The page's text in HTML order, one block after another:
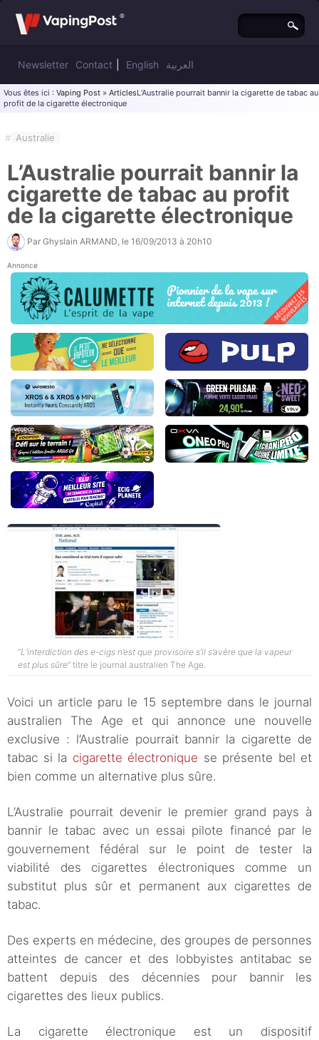
Newsletter Contact English العربية
Vous êtes ici : Vaping Post » ArticlesL’Australie pourrait bannir la cigarette de tabac au
profit de la cigarette électronique
# Australie
L’Australie pourrait bannir la
cigarette de tabac au profit
de la cigarette électronique
Par Ghyslain ARMAND , le 16/09/2013 à 20h10
Annonce
“L’interdiction des e-cigs n’est que provisoire s’il s’avère que la vapeur
est plus sûre” titre le journal australien The Age.
Voici un article paru le 15 septembre dans le journal
australien The Age et qui annonce une nouvelle
exclusive : l’Australie pourrait bannir la cigarette de
tabac si la cigarette électronique se présente bel et
bien comme un alternative plus sûre.
L’Australie pourrait devenir le premier grand pays à
bannir le tabac avec un essai pilote financé par le
gouvernement fédéral sur le point de tester la
viabilité des cigarettes électroniques comme un
substitut plus sûr et permanent aux cigarettes de
tabac.
Des experts en médecine, des groupes de personnes
atteintes de cancer et des lobbyistes antitabac se
battent depuis des décennies pour bannir les
cigarettes des lieux publics.
La cigarette électronique est un dispositif